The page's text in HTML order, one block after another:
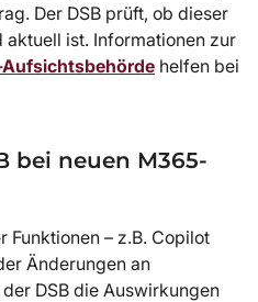
Der DSB prüft, ob dieser
ist. Informationen zur
helfen bei
bei neuen M365-
Funktionen – z.B. Copilot
Änderungen an
DSB die Auswirkungen